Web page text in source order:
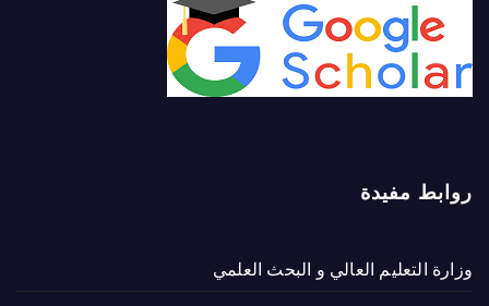
روابط مفيدة
وزارة التعليم العالي و البحث العلمي